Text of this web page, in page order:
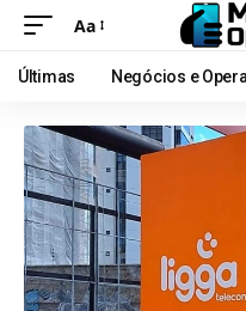
Aa
Últimas Negócios e